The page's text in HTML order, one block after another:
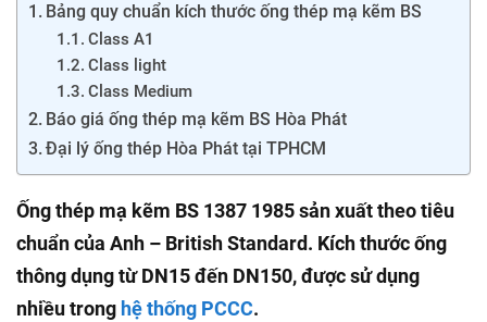
Bảng quy chuẩn kích thước ống thép mạ kẽm BS
Class A1
Class light
Class Medium
Báo giá ống thép mạ kẽm BS Hòa Phát
Đại lý ống thép Hòa Phát tại TPHCM
Ống thép mạ kẽm BS 1387 1985 sản xuất theo tiêu
chuẩn của Anh – British Standard. Kích thước ống
thông dụng từ DN15 đến DN150, được sử dụng
nhiều trong hệ thống PCCC.